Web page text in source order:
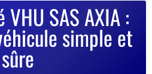
SAS AXIA :
simple et
sûre